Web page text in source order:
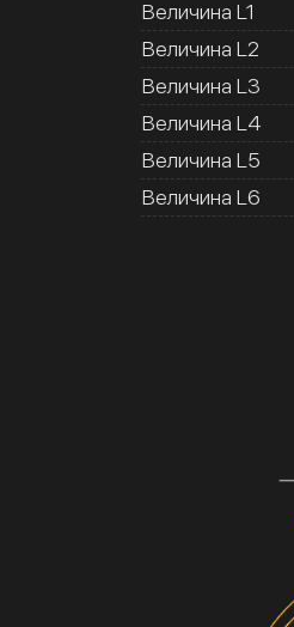
Величина L1
Величина L2
Величина L3
Величина L4
Величина L5
Величина L6